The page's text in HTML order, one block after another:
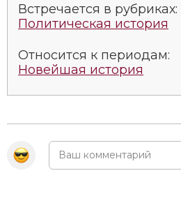
Встречается в рубриках:
Политическая история
Относится к периодам:
Новейшая история